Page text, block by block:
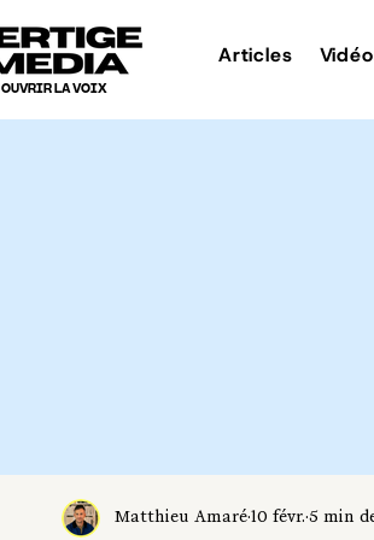
OUVRIR LA VOIX
Articles
Matthieu Amaré 10 févr. 5 min